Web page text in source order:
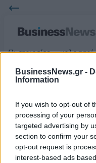
BusinessNews.gr -
Information
If you wish to opt-out of
processing of your
targeted advertising by
section to confirm your
opt-out request is
interest-based ads
Οι εταιρείες – κολοσσοί
07/04/2019 - 03:00